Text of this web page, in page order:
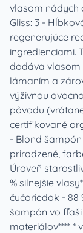
vlasom nádych
Gliss: 3 -
regenerujúce
ingredienciami.
dodáva vlasom
lámaním a
výživnou
pôvodu
certifikované
- Blond
prirodzené,
Úroveň
% silnejšie
čučoriedok - 88
šampón vo
materiálov**** *